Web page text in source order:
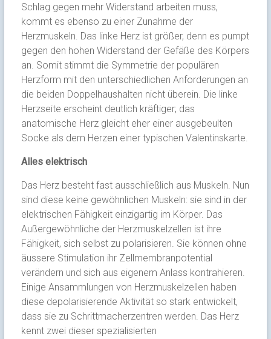
Schlag gegen mehr Widerstand arbeiten muss,
kommt es ebenso zu einer Zunahme der
Herzmuskeln. Das linke Herz ist größer, denn es pumpt
gegen den hohen Widerstand der Gefäße des Körpers
an. Somit stimmt die Symmetrie der populären
Herzform mit den unterschiedlichen Anforderungen an
die beiden Doppelhaushalten nicht überein. Die linke
Herzseite erscheint deutlich kräftiger; das
anatomische Herz gleicht eher einer ausgebeulten
Socke als dem Herzen einer typischen Valentinskarte.
Alles elektrisch
Das Herz besteht fast ausschließlich aus Muskeln. Nun
sind diese keine gewöhnlichen Muskeln: sie sind in der
elektrischen Fähigkeit einzigartig im Körper. Das
Außergewöhnliche der Herzmuskelzellen ist ihre
Fähigkeit, sich selbst zu polarisieren. Sie können ohne
äussere Stimulation ihr Zellmembranpotential
verändern und sich aus eigenem Anlass kontrahieren.
Einige Ansammlungen von Herzmuskelzellen haben
diese depolarisierende Aktivität so stark entwickelt,
dass sie zu Schrittmacherzentren werden. Das Herz
kennt zwei dieser spezialisierten